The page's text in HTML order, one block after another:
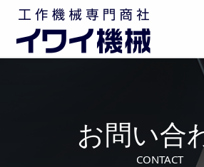
お問い合
CONTACT